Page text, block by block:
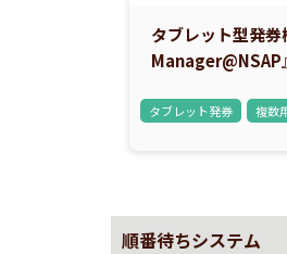
タブレット型発
タブレット発券 複数
順番待ちシステム